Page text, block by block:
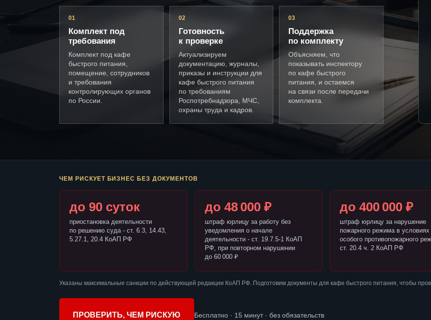
01
Комплект под
требования
Комплект под кафе
быстрого питания,
помещение, сотрудников
и требования
контролирующих органов
по России.
02
Готовность
к проверке
Актуализируем
документацию, журналы,
приказы и инструкции для
кафе быстрого питания
по требованиям
Роспотребнадзора, МЧС,
охраны труда и кадров.
03
Поддержка
по комплекту
Объясняем, что
показывать инспектору
по кафе быстрого
питания, и остаемся
на связи после передачи
комплекта.
ЧЕМ РИСКУЕТ БИЗНЕС БЕЗ ДОКУМЕНТОВ
до 90 суток
приостановка деятельности
по решению суда - ст. 6.3, 14.43,
5.27.1, 20.4 КоАП РФ
до 48 000 ₽
штраф юрлицу за работу без
уведомления о начале
деятельности - ст. 19.7.5-1 КоАП
РФ, при повторном нарушении
до 60 000 ₽
до 400 000 ₽
штраф юрлицу за нарушение
пожарного режима в условиях
особого противопожарного
ст. 20.4 ч. 2 КоАП РФ
Указаны максимальные санкции по действующей редакции КоАП РФ. Подготовим документы для кафе быстрого питания, чтобы
ПРОВЕРИТЬ, ЧЕМ РИСКУЮ Бесплатно · 15 минут · без обязательств